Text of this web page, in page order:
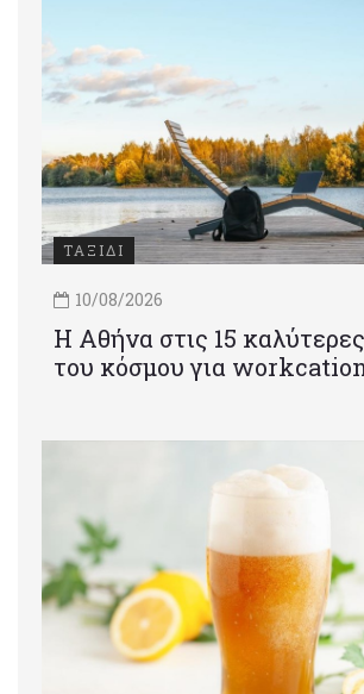
ΤΑΞΙΔΙ
10/08/2026
Η Αθήνα στις 15
του κόσμου για